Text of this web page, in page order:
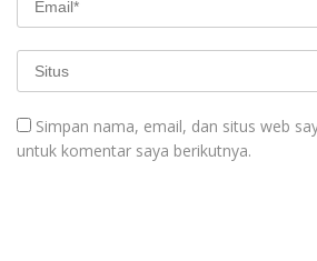
Simpan nama, email, dan situs web
untuk komentar saya berikutnya.